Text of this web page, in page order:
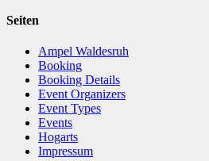
Seiten
Ampel Waldesruh
Booking
Booking Details
Event Organizers
Event Types
Events
Hogarts
Impressum